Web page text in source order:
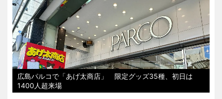
広島パルコで「あげ太商店」 限定グッズ35種、初日は
1400人超来場